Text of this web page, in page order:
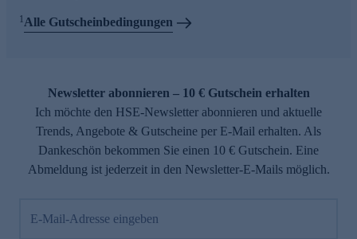
1Alle Gutscheinbedingungen
Newsletter abonnieren – 10 € Gutschein erhalten
Ich möchte den HSE-Newsletter abonnieren und aktuelle
Trends, Angebote & Gutscheine per E-Mail erhalten. Als
Dankeschön bekommen Sie einen 10 € Gutschein. Eine
Abmeldung ist jederzeit in den Newsletter-E-Mails möglich.
E-Mail-Adresse eingeben